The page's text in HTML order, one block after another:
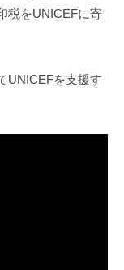
税をUNICEFに寄
UNICEFを支援す